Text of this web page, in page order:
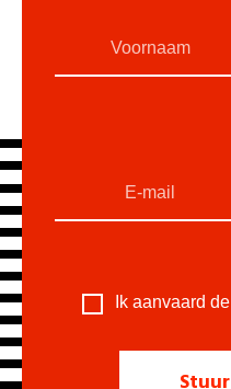
Ik aanvaard de